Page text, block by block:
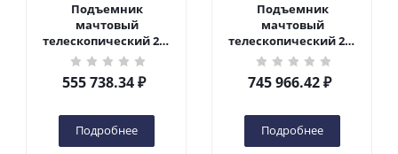
Подъемник
мачтовый
телескопический 200
кг 6 м TOR GTWY6-200S
DC 2-мачтовый
(автономный) (G) в
555 738.34₽
Подробнее
Подъемник
мачтовый
телескопический 200
кг 10 м TOR GTWY10-
200S DC 2-мачтовый
(автономный) (N) в
745 966.42₽
Подробнее